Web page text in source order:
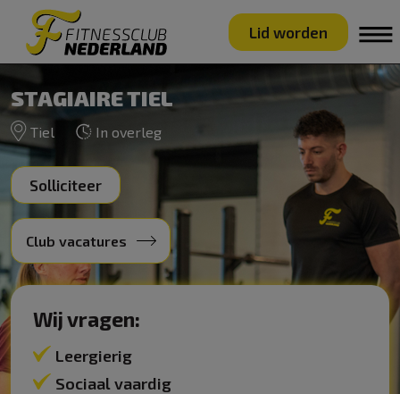
Lid worden
STAGIAIRE TIEL
Tiel In overleg
Solliciteer
Club vacatures
Wij vragen:
Leergierig
Sociaal vaardig